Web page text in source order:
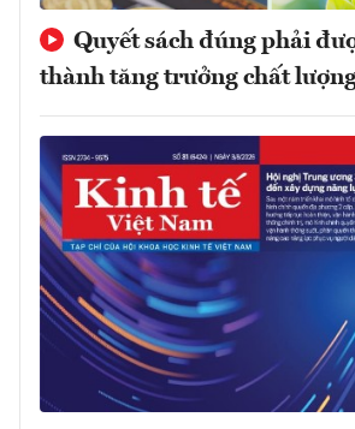
Quyết sách đúng phải
thành tăng trưởng chất